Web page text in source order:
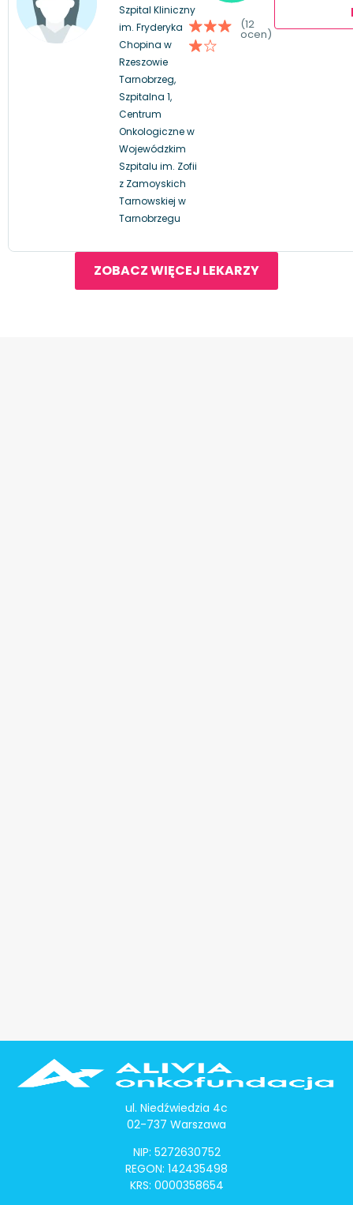
Szpital Kliniczny
im. Fryderyka
Chopina w
Rzeszowie
Tarnobrzeg,
Szpitalna 1,
Centrum
Onkologiczne w
Wojewódzkim
Szpitalu im. Zofii
z Zamoyskich
Tarnowskiej w
Tarnobrzegu
(12
ocen)
ZOBACZ WIĘCEJ LEKARZY
ul. Niedźwiedzia 4c
02-737 Warszawa
NIP: 5272630752
REGON: 142435498
KRS: 0000358654